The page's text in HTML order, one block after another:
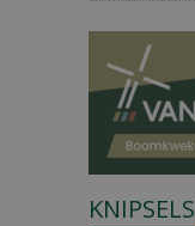
KNIPSELS